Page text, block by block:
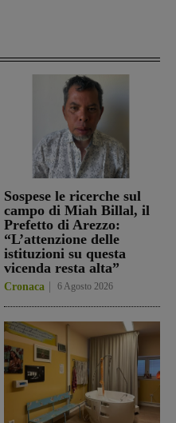
Sospese le ricerche sul
campo di Miah Billal, il
Prefetto di Arezzo:
“L’attenzione delle
istituzioni su questa
vicenda resta alta”
Cronaca 6 Agosto 2026